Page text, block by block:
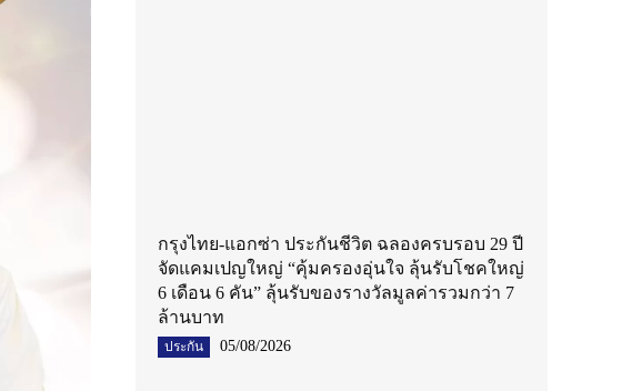
กรุงไทย-แอกซ่า ประกันชีวิต ฉลองครบรอบ 29 ปี
จัดแคมเปญใหญ่ “คุ้มครองอุ่นใจ ลุ้นรับโชคใหญ่
6 เดือน 6 คัน” ลุ้นรับของรางวัลมูลค่ารวมกว่า 7
ล้านบาท
ประกัน 05/08/2026